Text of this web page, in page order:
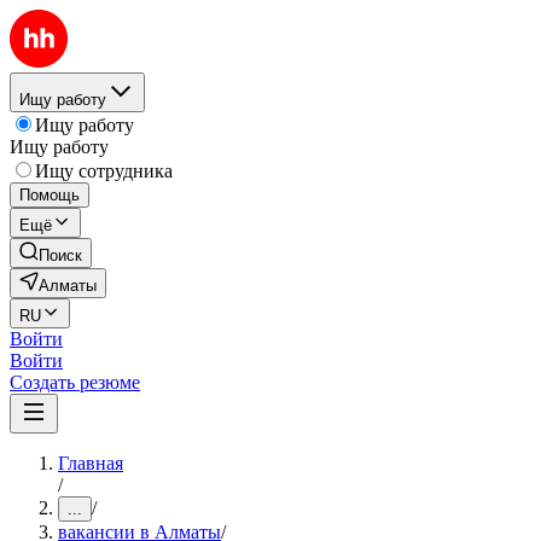
Ищу работу
Ищу работу
Ищу работу
Ищу сотрудника
Помощь
Ещё
Поиск
Алматы
RU
Войти
Войти
Создать резюме
Главная
/
... /
вакансии в Алматы/